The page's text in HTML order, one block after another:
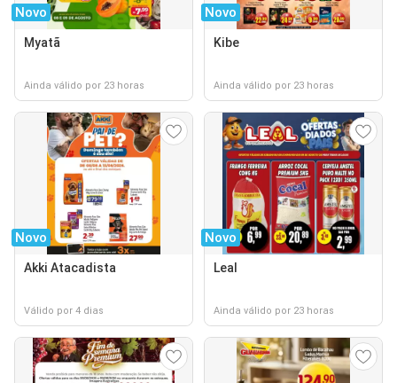
Novo
Myatã
Ainda válido por 23 horas
Novo
Kibe
Ainda válido por 23 horas
Novo
Akki Atacadista
Válido por 4 dias
Novo
Leal
Ainda válido por 23 horas